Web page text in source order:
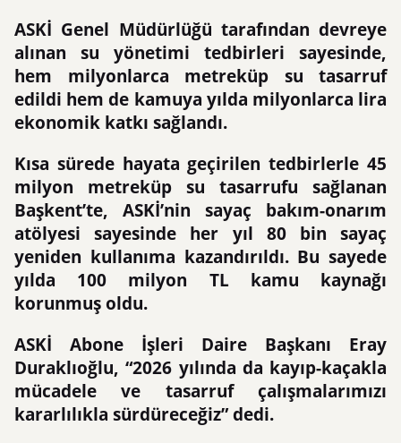
ASKİ Genel Müdürlüğü tarafından devreye
alınan su yönetimi tedbirleri sayesinde,
hem milyonlarca metreküp su tasarruf
edildi hem de kamuya yılda milyonlarca lira
ekonomik katkı sağlandı.
Kısa sürede hayata geçirilen tedbirlerle 45
milyon metreküp su tasarrufu sağlanan
Başkent’te, ASKİ’nin sayaç bakım-onarım
atölyesi sayesinde her yıl 80 bin sayaç
yeniden kullanıma kazandırıldı. Bu sayede
yılda 100 milyon TL kamu kaynağı
korunmuş oldu.
ASKİ Abone İşleri Daire Başkanı Eray
Duraklıoğlu, “2026 yılında da kayıp-kaçakla
mücadele ve tasarruf çalışmalarımızı
kararlılıkla sürdüreceğiz” dedi.